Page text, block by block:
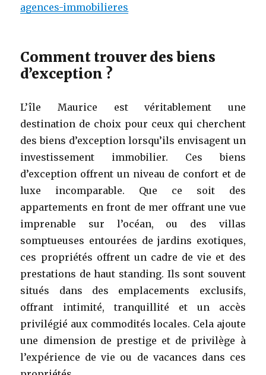
agences-immobilieres
Comment trouver des biens
d’exception ?
L’île Maurice est véritablement une
destination de choix pour ceux qui cherchent
des biens d’exception lorsqu’ils envisagent un
investissement immobilier. Ces biens
d’exception offrent un niveau de confort et de
luxe incomparable. Que ce soit des
appartements en front de mer offrant une vue
imprenable sur l’océan, ou des villas
somptueuses entourées de jardins exotiques,
ces propriétés offrent un cadre de vie et des
prestations de haut standing. Ils sont souvent
situés dans des emplacements exclusifs,
offrant intimité, tranquillité et un accès
privilégié aux commodités locales. Cela ajoute
une dimension de prestige et de privilège à
l’expérience de vie ou de vacances dans ces